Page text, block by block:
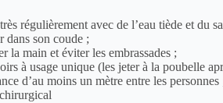
régulièrement avec de l’eau tiède et du
dans son coude ;
la main et éviter les embrassades ;
à usage unique (les jeter à la poubelle
d’au moins un mètre entre les personnes